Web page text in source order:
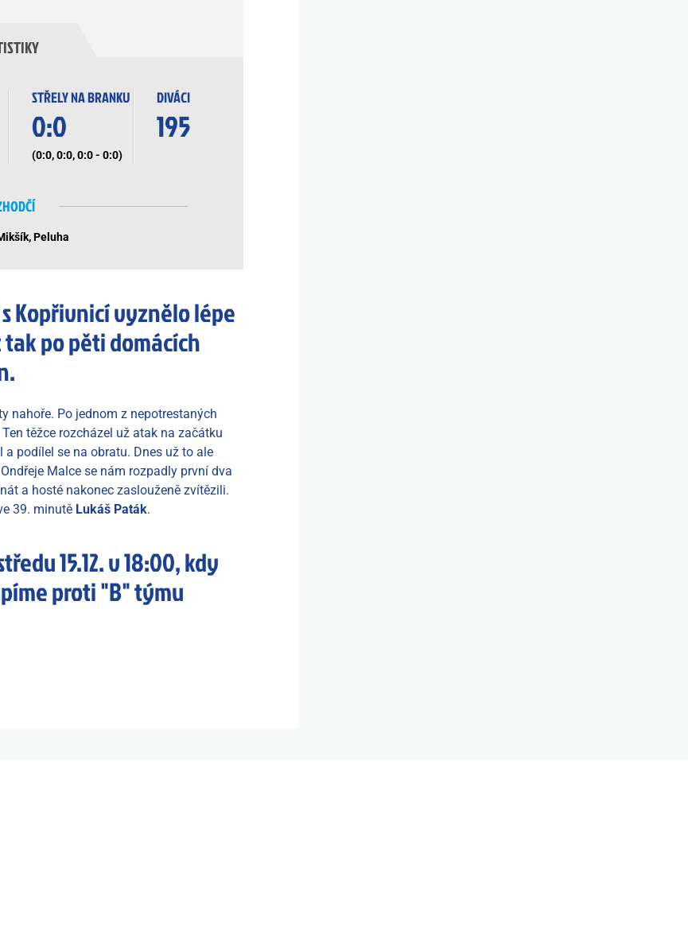
STŘELY NA BRANKU
0:0
(0:0, 0:0, 0:0 - 0:0)
DIVÁCI
195
Peluha
Kopřivnicí vyznělo lépe
po pěti domácích
nahoře. Po jednom z nepotrestaných
těžce rozcházel už atak na začátku
podílel se na obratu. Dnes už to ale
Malce se nám rozpadly první dva
a hosté nakonec zaslouženě zvítězili.
39. minutě Lukáš Paták.
15.12. v 18:00, kdy
proti "B" týmu